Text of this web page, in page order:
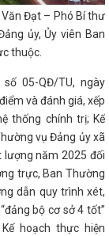
Đạt – Phó Bí thư
ủy, Ủy viên Ban
thuộc.
05-QĐ/TU, ngày
và đánh giá, xếp
thống chính trị; Kế
vụ Đảng ủy xã
lượng năm 2025 đối
trực, Ban Thường
dẫn quy trình xét,
bộ cơ sở 4 tốt”
hoạch thực hiện